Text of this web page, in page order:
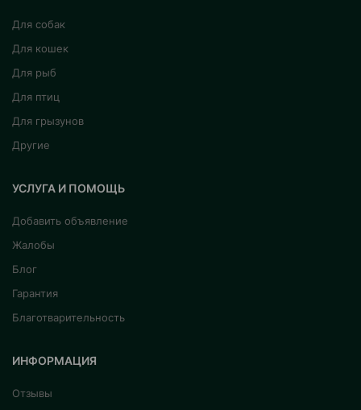
Для собак
Для кошек
Для рыб
Для птиц
Для грызунов
Другие
УСЛУГА И ПОМОЩЬ
Добавить объявление
Жалобы
Блог
Гарантия
Благотварительность
ИНФОРМАЦИЯ
Отзывы